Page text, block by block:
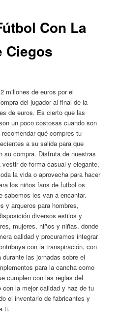
Con La
Ciegos
millones de euros por el
del jugador al final de la
de euros. Es cierto que las
un poco costosas cuando son
qué compres tu
a su salida para que
su compra. Disfruta de nuestras
de forma casual y elegante,
la vida o aprovecha para hacer
los niños fans de futbol os
sabemos les van a encantar.
y arqueros para hombres,
diversos estilos y
mujeres, niños y niñas, donde
calidad y procuramos integrar
con la transpiración, con
las jornadas sobre el
para la cancha como
cumplen con las reglas del
con la mejor calidad y haz de tu
el inventario de fabricantes y
ti.